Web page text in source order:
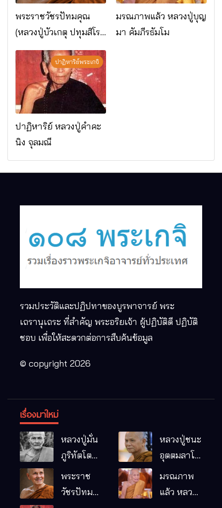
พระราชวัชรปัทมคุณ
(หลวงปู่บัวเกตุ ปทุมสิโร)
มรณภาพแล้ว วัดป่า
ดาราภิรมย์ อ.แม่ริม
จ.เชียงใหม่
มรณภาพแล้ว หลวงปู่บุญ
มา คัมภีรธัมโม
ปาฏิหาริย์พระเกจิ
ปาฏิหาริย์ หลวงปู่คำคะ
นิง จุลมณี
รวมประวัติและปฏิปทาของบูรพาจารย์ พระ
เถรานุเถระ ที่สำคัญ พระอริยเจ้า ผู้ปฏิบัติดี ปฏิบัติ
ชอบ เพื่อให้สะดวกต่อการสืบค้นข้อมูล
© copyright 2026
เรื่องมาใหม่
หลวงปู่มั่น
ภูริทัตโต
พระอริยเจ้า
ผู้เป็นบิดา
หลวงปู่ชนะ
อุตตมลาโภ
หมากอื๋อ
พระราช
วัชรปัทม
มรณภาพ
แล้ว หลวง